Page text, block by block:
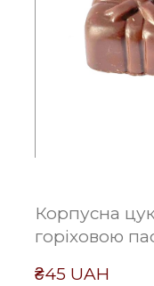
Корпусна
горіховою
₴45 UAH